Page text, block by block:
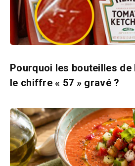
Pourquoi les bouteilles
le chiffre « 57 » gravé ?